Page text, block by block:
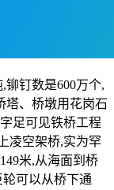
铆钉数是600万个,
塔、桥墩用花岗石
足可见铁桥工程
凌空架桥,实为罕
米,从海面到桥
轮可以从桥下通